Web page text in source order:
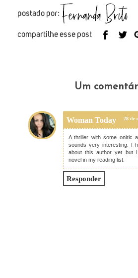
Um
Woman Today 28 de
A thriller with some oniric
sounds very interesting. I
about this author yet but
novel in my reading list.
Responder